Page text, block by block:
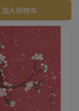
加入购物车